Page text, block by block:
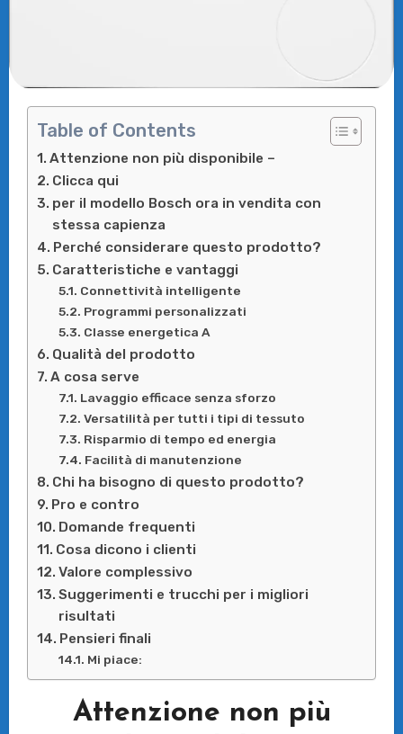
Table of Contents
Attenzione non più disponibile –
Clicca qui
per il modello Bosch ora in vendita con
stessa capienza
Perché considerare questo prodotto?
Caratteristiche e vantaggi
Connettività intelligente
Programmi personalizzati
Classe energetica A
Qualità del prodotto
A cosa serve
Lavaggio efficace senza sforzo
Versatilità per tutti i tipi di tessuto
Risparmio di tempo ed energia
Facilità di manutenzione
Chi ha bisogno di questo prodotto?
Pro e contro
Domande frequenti
Cosa dicono i clienti
Valore complessivo
Suggerimenti e trucchi per i migliori
risultati
Pensieri finali
Mi piace:
Attenzione non più